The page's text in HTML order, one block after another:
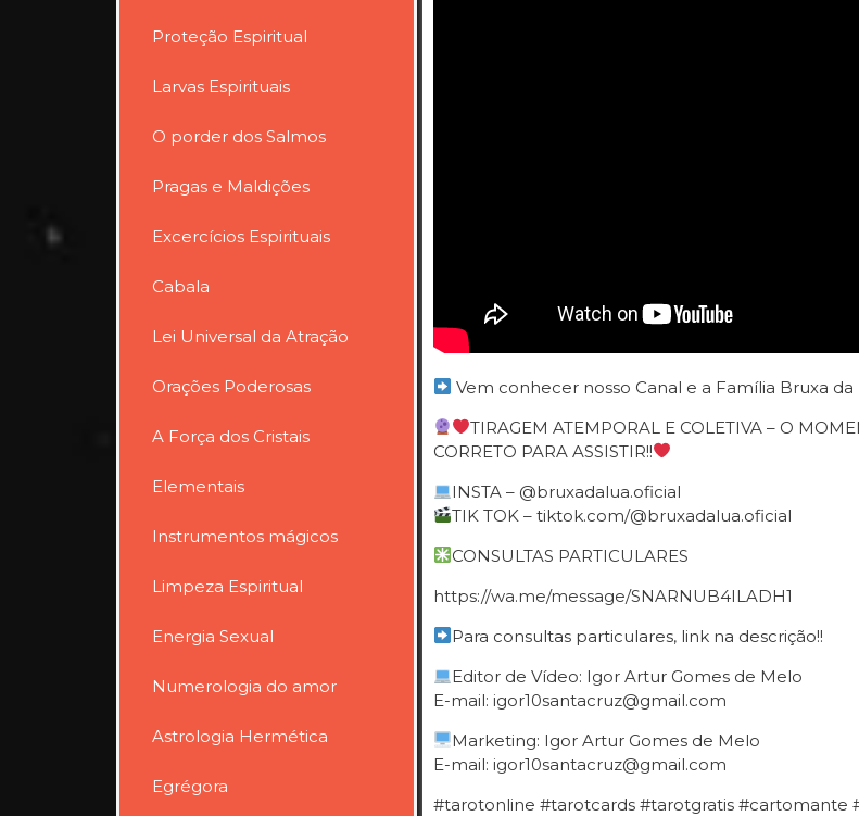
Proteção Espiritual
Larvas Espirituais
O porder dos Salmos
Pragas e Maldições
Excercícios Espirituais
Cabala
Lei Universal da Atração
Orações Poderosas
A Força dos Cristais
Elementais
Instrumentos mágicos
Limpeza Espiritual
Energia Sexual
Numerologia do amor
Astrologia Hermética
Egrégora
Vem conhecer nosso Canal e a Família Bruxa da
TIRAGEM ATEMPORAL E COLETIVA – O
CORRETO PARA ASSISTIR!!
INSTA – @bruxadalua.oficial
TIK TOK – tiktok.com/@bruxadalua.oficial
CONSULTAS PARTICULARES
https://wa.me/message/SNARNUB4ILADH1
Para consultas particulares, link na descrição!!
Editor de Vídeo: Igor Artur Gomes de Melo
E-mail: igor10santacruz@gmail.com
Marketing: Igor Artur Gomes de Melo
E-mail: igor10santacruz@gmail.com
#tarotonline #tarotcards #tarotgratis #cartomante